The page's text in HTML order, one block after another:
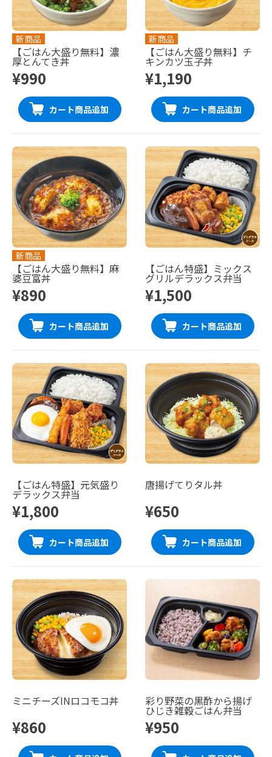
新商品
【ごはん大盛り無料】濃
厚とんてき丼
¥990
カート商品追加
新商品
【ごはん大盛り無料】チ
キンカツ玉子丼
¥1,190
カート商品追加
新商品
【ごはん大盛り無料】麻
婆豆富丼
¥890
カート商品追加
【ごはん特盛】ミックス
グリルデラックス弁当
¥1,500
カート商品追加
【ごはん特盛】元気盛り
デラックス弁当
¥1,800
カート商品追加
唐揚げてりタル丼
¥650
カート商品追加
ミニチーズINロコモコ丼
¥860
彩り野菜の黒酢から揚げ
ひじき雑穀ごはん弁当
¥950